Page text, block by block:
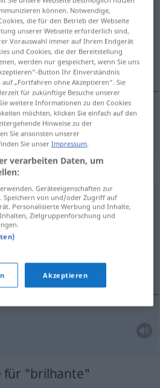
anklicken/antippen)
: masculino
anklicken/antippen)
für "brilhante"
können. Notwendige,
die für den Betrieb der Webseite
unserer Webseite erforderlich sind,
Vorauswahl immer auf Ihrem Endgerät
und Cookies, die der Bereitstellung
werden nur gespeichert, wenn Sie uns
Button Ihr Einverständnis
auf „Fortfahren ohne Akzeptieren“. Sie
für zukünftige Besuche unserer
weitere Informationen zu den Cookies
möchten, klicken Sie einfach auf den
Hinweise zu der
Sie ansonsten unserer
finden Sie unserImpressum
verarbeiten Daten, um
Geräteeigenschaften zur
von und/oder Zugriff auf
Personalisierte Werbung und Inhalte,
Zielgruppenforschung und
Akzeptieren